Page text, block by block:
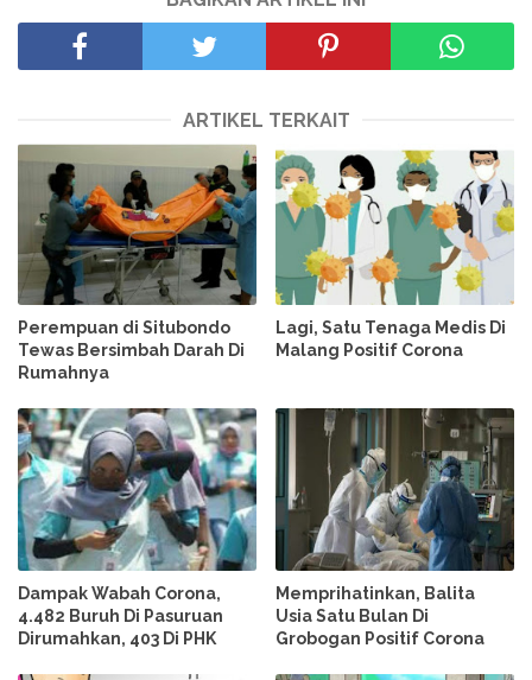
ARTIKEL TERKAIT
Perempuan di Situbondo
Tewas Bersimbah Darah Di
Rumahnya
Lagi, Satu Tenaga Medis Di
Malang Positif Corona
Dampak Wabah Corona,
4.482 Buruh Di Pasuruan
Dirumahkan, 403 Di PHK
Memprihatinkan, Balita
Usia Satu Bulan Di
Grobogan Positif Corona